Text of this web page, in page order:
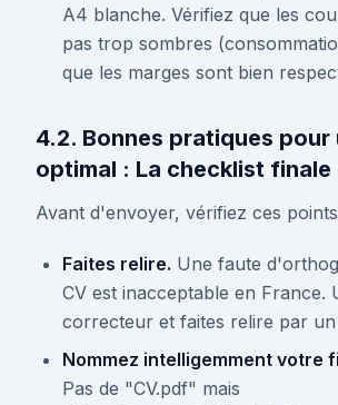
A4 blanche. Vérifiez que les
pas trop sombres
que les marges sont bien
4.2. Bonnes pratiques pour
optimal : La checklist finale
Avant d'envoyer, vérifiez ces
Faites relire. Une faute
CV est inacceptable en France.
correcteur et faites relire par un
Nommez intelligemment votre
Pas de "CV.pdf" mais